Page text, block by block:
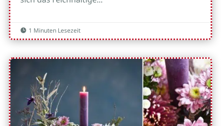
 1 Minuten Lesezeit